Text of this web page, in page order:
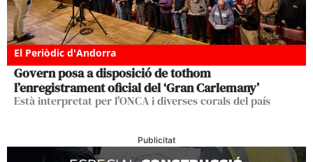
El Periòdic d'Andorra
Govern posa a disposició de tothom
l’enregistrament oficial del ‘Gran Carlemany’
Està interpretat per l'ONCA i diverses corals del país
Publicitat